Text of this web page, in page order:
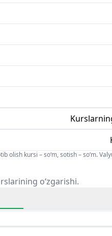
olish kursi – so‘m, sotish – so‘m.
o‘zgarishi.